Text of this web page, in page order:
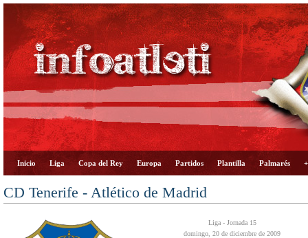
Inicio Liga Copa del Rey Europa Partidos Plantilla Palmarés
CD Tenerife - Atlético de Madrid
Liga - Jornada 15
domingo, 20 de diciembre de 2009